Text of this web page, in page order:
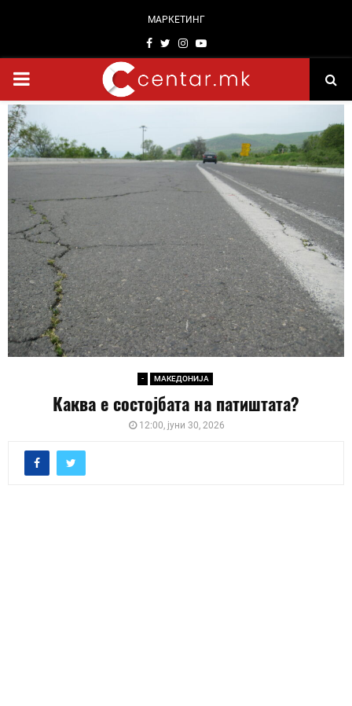
МАРКЕТИНГ
Facebook
TwitterInstagram
Youtube
PRIMARY
MENU
- МАКЕДОНИЈА
Каква е состојбата на патиштата?
12:00, јуни 30, 2026